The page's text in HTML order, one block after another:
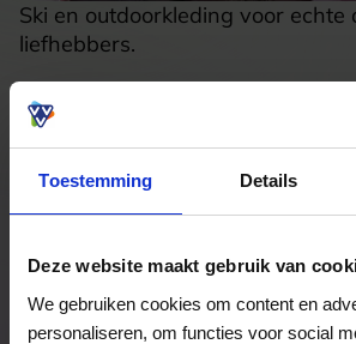
Toestemming Details
Deze website maakt gebruik van
We gebruiken cookies om content en
personaliseren, om functies voor social
Ski en outdoorkleding voor echte
liefhebbers.
Bekijk welke kaarten wij
Veelgestelde Vragen